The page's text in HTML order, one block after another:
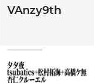
VAnzy9th